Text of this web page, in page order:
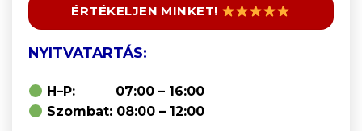
ÉRTÉKELJEN MINKET!
NYITVATARTÁS:
H–P: 07:00 – 16:00
Szombat: 08:00 – 12:00